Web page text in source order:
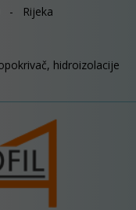
- Rijeka
hidroizolacije